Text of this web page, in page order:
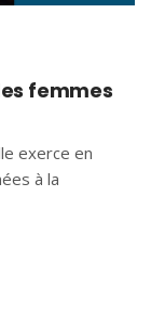
femmes
exerce en
à la